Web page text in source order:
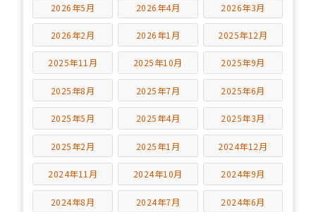
2026年5月 2026年4月 2026年3月
2026年2月 2026年1月 2025年12月
2025年11月 2025年10月 2025年9月
2025年8月 2025年7月 2025年6月
2025年5月 2025年4月 2025年3月
2025年2月 2025年1月 2024年12月
2024年11月 2024年10月 2024年9月
2024年8月 2024年7月 2024年6月